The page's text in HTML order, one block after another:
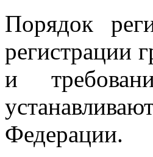
Порядок
регистрации
и
Федерации.